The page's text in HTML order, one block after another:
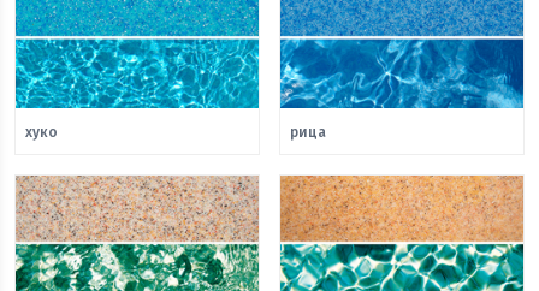
хуко рица